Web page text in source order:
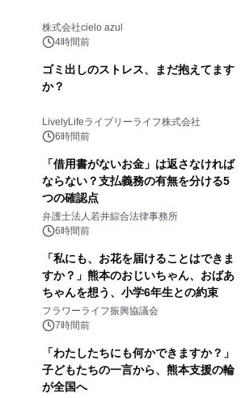
株式会社cielo azul
4時間前
ゴミ出しのストレス、まだ抱えてます
か？
LivelyLifeライブリーライフ株式会社
6時間前
「借用書がないお金」は返さなければ
ならない？支払義務の有無を分ける5
つの確認点
弁護士法人若井綜合法律事務所
6時間前
「私にも、お花を届けることはできま
すか？」熊本のおじいちゃん、おばあ
ちゃんを想う、小学6年生との約束
フラワーライフ振興協議会
7時間前
「わたしたちにも何かできますか？」
子どもたちの一言から、熊本支援の輪
が全国へ